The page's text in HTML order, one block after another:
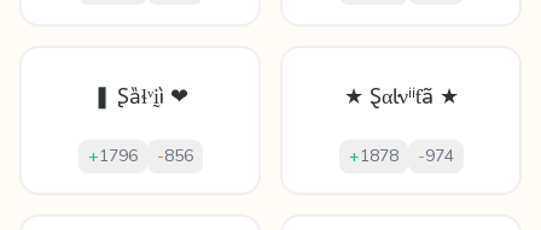
❚ Ʂȁɬᵛḭì ❤
+1796 -856
★ Ȿαŀνⁱⁱƭã ★
+1878 -974